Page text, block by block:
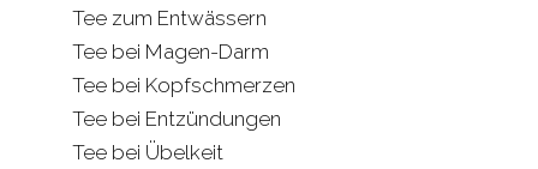
Tee zum Entwässern
Tee bei Magen-Darm
Tee bei Kopfschmerzen
Tee bei Entzündungen
Tee bei Übelkeit